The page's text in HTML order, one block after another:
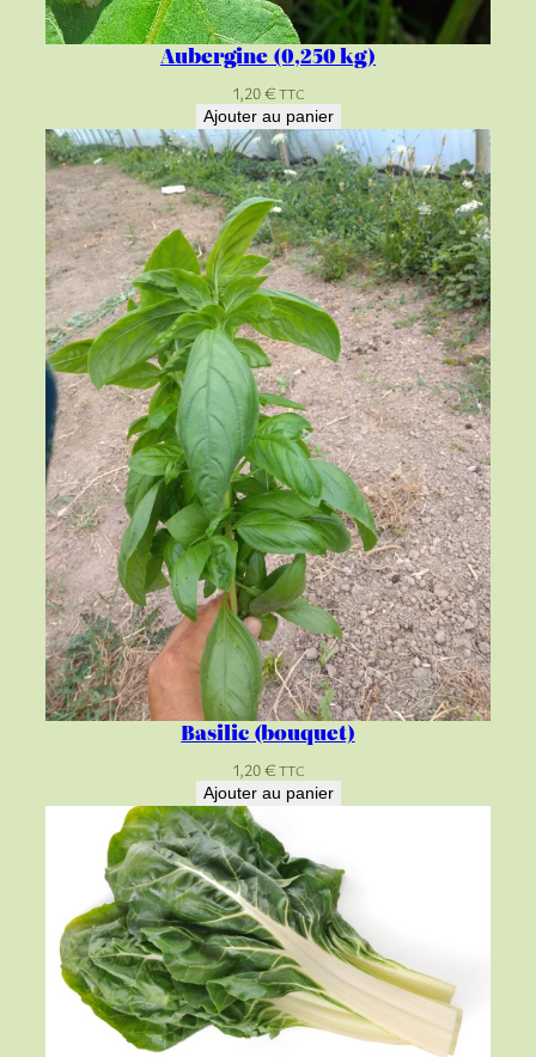
Aubergine (0,250 kg)
1,20€ TTC
Ajouter au panier
Basilic (bouquet)
1,20€ TTC
Ajouter au panier